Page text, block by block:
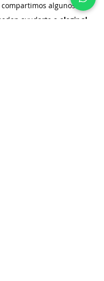
algunos
ayudarte a elegir al